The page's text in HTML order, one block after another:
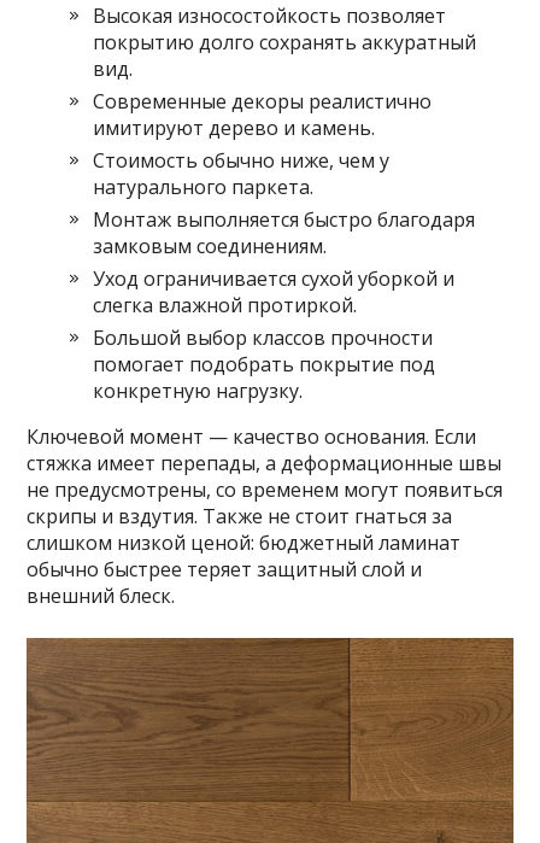
Высокая износостойкость позволяет
покрытию долго сохранять аккуратный
вид.
Современные декоры реалистично
имитируют дерево и камень.
Стоимость обычно ниже, чем у
натурального паркета.
Монтаж выполняется быстро благодаря
замковым соединениям.
Уход ограничивается сухой уборкой и
слегка влажной протиркой.
Большой выбор классов прочности
помогает подобрать покрытие под
конкретную нагрузку.
Ключевой момент — качество основания. Если
стяжка имеет перепады, а деформационные швы
не предусмотрены, со временем могут появиться
скрипы и вздутия. Также не стоит гнаться за
слишком низкой ценой: бюджетный ламинат
обычно быстрее теряет защитный слой и
внешний блеск.